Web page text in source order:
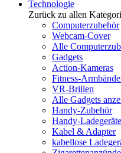
Technologie
Zurück zu allen
Computerzubehör
Webcam-Cover
Alle
Gadgets
Action-Kameras
Fitness-
VR-Brillen
Alle Gadgets
Handy-Zubehör
Handy-Ladegeräte
Kabel & Adapter
kabellose